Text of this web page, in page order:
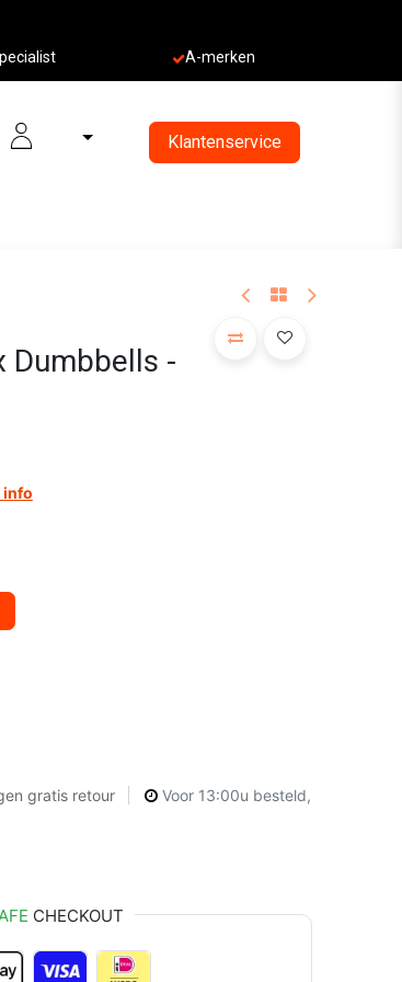
A-merken
Klantenservice
Dumbbells -
info
gratis retour
Voor 13:00u besteld,
CHECKOUT